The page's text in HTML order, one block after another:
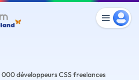
000développeurs CSS freelances